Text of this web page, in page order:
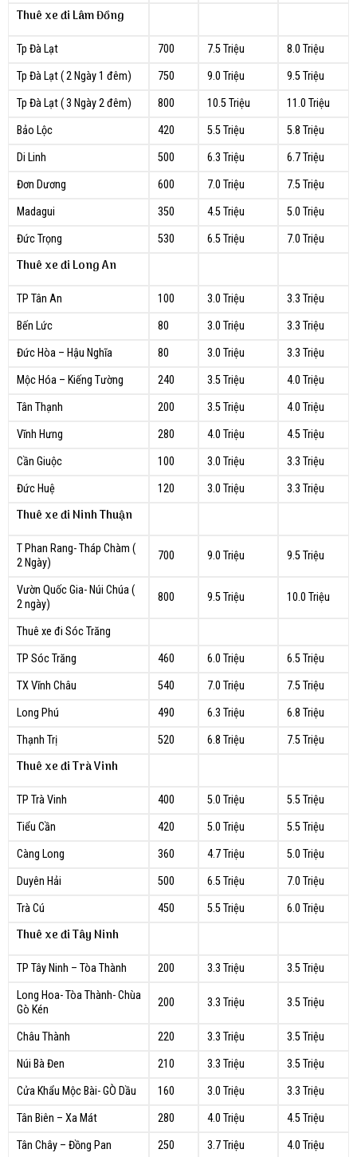
Thuê xe đi Lâm Đồng
Tp Đà Lạt 700 7.5 Triệu
8.0 Triệu
Tp Đà Lạt ( 2 Ngày 1 đêm)
750 9.0 Triệu
9.5 Triệu
Tp Đà Lạt ( 3 Ngày 2 đêm)
800 10.5 Triệu
11.0 Triệu
Bảo Lộc
420 5.5 Triệu
5.8 Triệu
Di Linh
500 6.3 Triệu
6.7 Triệu
Đơn Dương
600 7.0 Triệu
7.5 Triệu
Madagui
350 4.5 Triệu
5.0 Triệu
Đức Trọng
530 6.5 Triệu 7.0 Triệu
Thuê xe đi Long An
TP Tân An 100 3.0 Triệu
3.3 Triệu
Bến Lức
80 3.0 Triệu
3.3 Triệu
Đức Hòa – Hậu Nghĩa
80 3.0 Triệu
3.3 Triệu
Mộc Hóa – Kiếng Tường
240 3.5 Triệu
4.0 Triệu
Tân Thạnh
200 3.5 Triệu
4.0 Triệu
Vĩnh Hưng
280 4.0 Triệu
4.5 Triệu
Cần Giuộc
100 3.0 Triệu
3.3 Triệu
Đức Huệ
120 3.0 Triệu 3.3 Triệu
Thuê xe đi Ninh Thuận
T Phan Rang- Tháp Chàm (
2 Ngày)
700 9.0 Triệu 9.5 Triệu
Vườn Quốc Gia- Núi Chúa (
2 ngày)
800 9.5 Triệu 10.0 Triệu
Thuê xe đi Sóc Trăng
TP Sóc Trăng
460 6.0 Triệu
6.5 Triệu
TX Vĩnh Châu
540 7.0 Triệu
7.5 Triệu
Long Phú
490 6.3 Triệu
6.8 Triệu
Thạnh Trị
520 6.8 Triệu 7.5 Triệu
Thuê xe đi Trà Vinh
TP Trà Vinh 400 5.0 Triệu
5.5 Triệu
Tiểu Cần
420 5.0 Triệu
5.5 Triệu
Càng Long
360 4.7 Triệu
5.0 Triệu
Duyên Hải
500 6.5 Triệu
7.0 Triệu
Trà Cú
450 5.5 Triệu 6.0 Triệu
Thuê xe đi Tây Ninh
TP Tây Ninh – Tòa Thành 200 3.3 Triệu
3.5 Triệu
Long Hoa- Tòa Thành- Chùa
Gò Kén
200 3.3 Triệu 3.5 Triệu
Châu Thành 220 3.3 Triệu
3.5 Triệu
Núi Bà Đen
210 3.3 Triệu
3.5 Triệu
Cửa Khẩu Mộc Bài- GÒ Dầu
160 3.0 Triệu
3.3 Triệu
Tân Biên – Xa Mát
280 4.0 Triệu
4.5 Triệu
Tân Chây – Đồng Pan
250 3.7 Triệu 4.0 Triệu